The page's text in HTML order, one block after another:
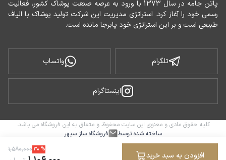
افزودن به سبد خرید
۱٬۵۸۰٬۰۰۰ 30 %
طبیعی است و بر این استراتژی خود پابرجا مانده است.
تلگرام واتساپ
اینستاگرام
کلیه حقوق مادی و معنوی این سایت محفوظ و متعلق به این فروشگاه می باشد.
ساخته شده توسط
فروشگاه ساز سپهر